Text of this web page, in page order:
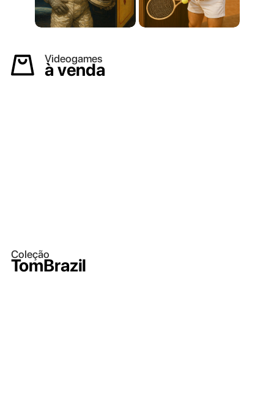
Videogames
à venda
Coleção
TomBrazil